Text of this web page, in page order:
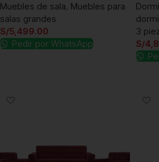
Muebles de sala, Muebles para
salas grandes
S/5,499.00
Pedir por WhatsApp
3
S/